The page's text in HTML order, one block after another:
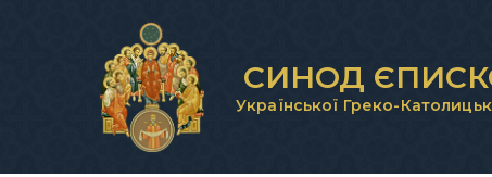
СИНОД
Української Греко-